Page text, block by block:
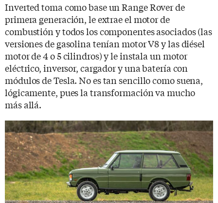
Inverted toma como base un Range Rover de
primera generación, le extrae el motor de
combustión y todos los componentes asociados (las
versiones de gasolina tenían motor V8 y las diésel
motor de 4 o 5 cilindros) y le instala un motor
eléctrico, inversor, cargador y una batería con
módulos de Tesla. No es tan sencillo como suena,
lógicamente, pues la transformación va mucho
más allá.